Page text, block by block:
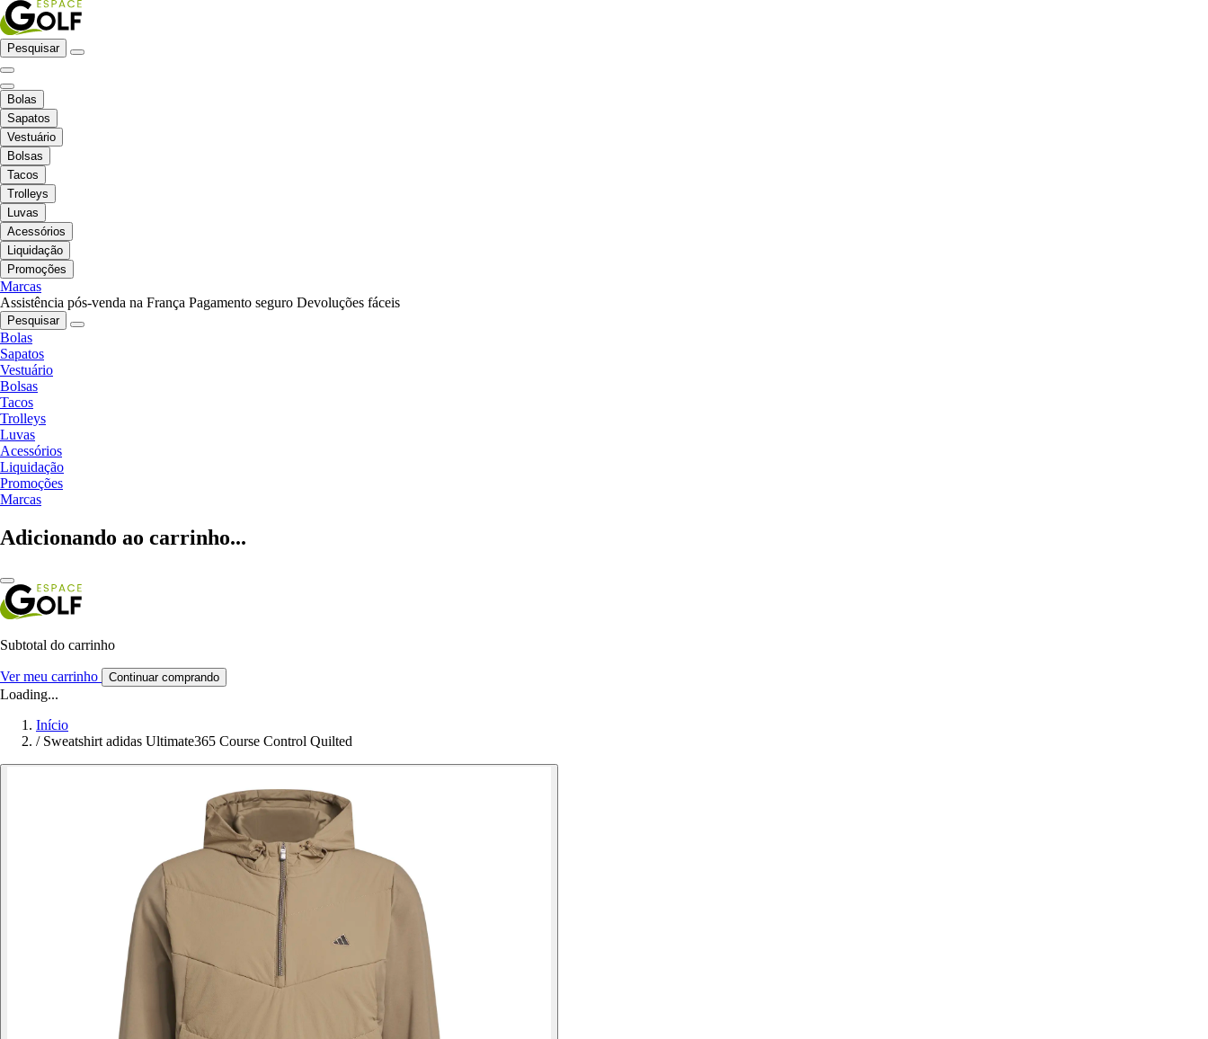
Pesquisar
Bolas
Sapatos
Vestuário
Bolsas
Tacos
Trolleys
Luvas
Acessórios
Liquidação
Promoções
Marcas
Assistência pós-venda na França Pagamento seguro Devoluções fáceis
Pesquisar
Bolas
Sapatos
Vestuário
Bolsas
Tacos
Trolleys
Luvas
Acessórios
Liquidação
Promoções
Marcas
Adicionando ao carrinho...
Subtotal do carrinho
Ver meu carrinho Continuar comprando
Loading...
Início
/ Sweatshirt adidas Ultimate365 Course Control Quilted